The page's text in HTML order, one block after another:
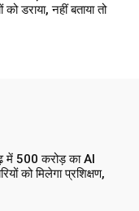
डराया, नहीं बताया तो
में 500 करोड़ का AI
को मिलेगा प्रशिक्षण,